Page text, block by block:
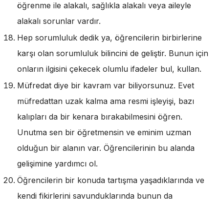
öğrenme ile alakalı, sağlıkla alakalı veya aileyle
alakalı sorunlar vardır.
Hep sorumluluk dedik ya, öğrencilerin birbirlerine
karşı olan sorumluluk bilincini de geliştir. Bunun için
onların ilgisini çekecek olumlu ifadeler bul, kullan.
Müfredat diye bir kavram var biliyorsunuz. Evet
müfredattan uzak kalma ama resmi işleyişi, bazı
kalıpları da bir kenara bırakabilmesini öğren.
Unutma sen bir öğretmensin ve eminim uzman
olduğun bir alanın var. Öğrencilerinin bu alanda
gelişimine yardımcı ol.
Öğrencilerin bir konuda tartışma yaşadıklarında ve
kendi fikirlerini savunduklarında bunun da